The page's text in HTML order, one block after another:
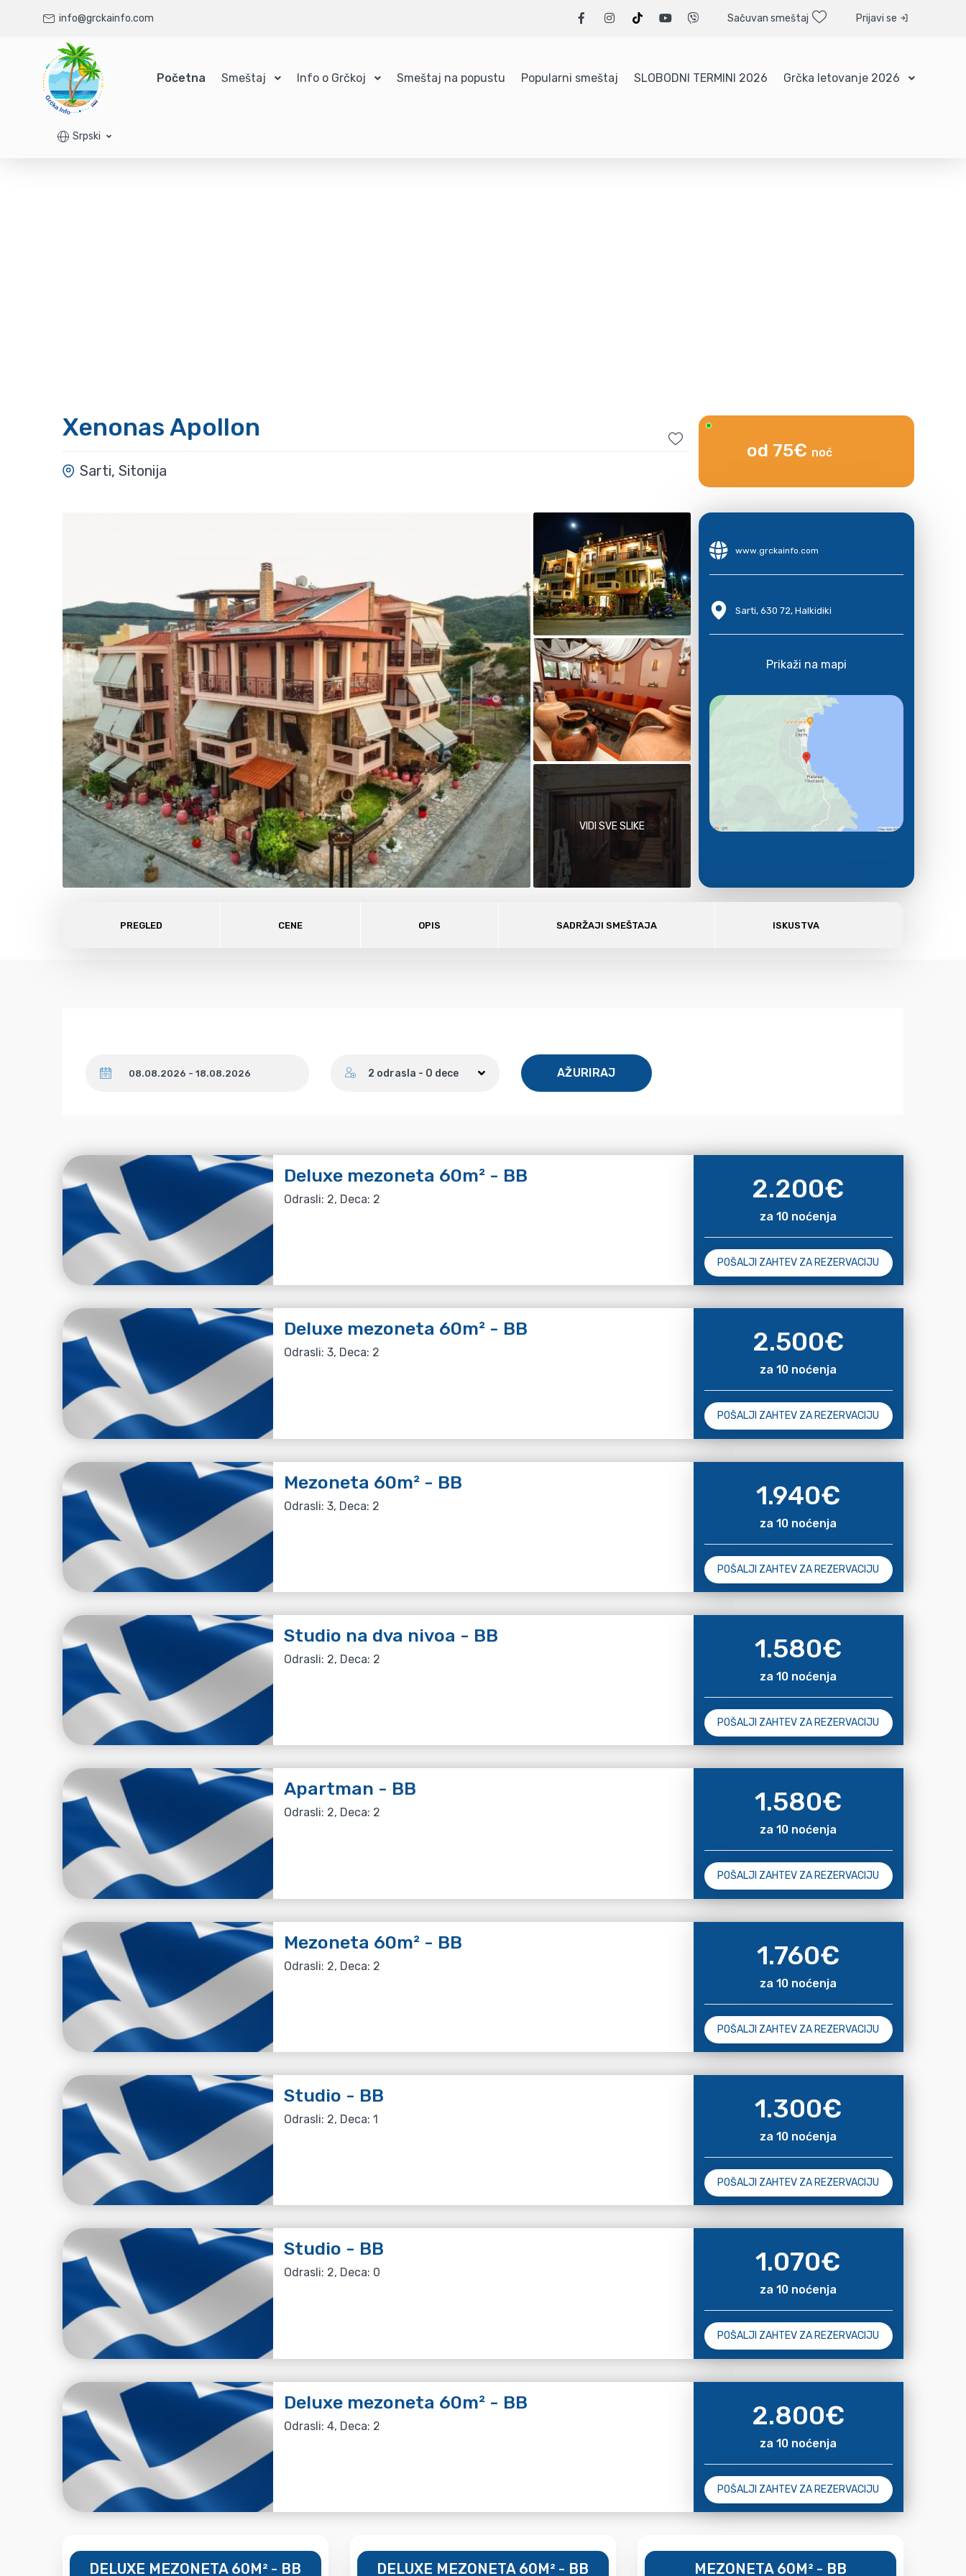
info@grckainfo.com Sačuvan smeštaj Prijavi se
Početna Smeštaj Info o Grčkoj Smeštaj na popustu Popularni smeštaj SLOBODNI TERMINI 2026 Grčka letovanje 2026
Srpski
Xenonas Apollon
Sarti, Sitonija
od 75€ noć
VIDI SVE SLIKE
www.grckainfo.com
Sarti, 630 72, Halkidiki
Prikaži na mapi
PREGLED CENE OPIS SADRŽAJI SMEŠTAJA ISKUSTVA
2 odrasla - 0 dece AŽURIRAJ
Deluxe mezoneta 60m² - BB
Odrasli: 2, Deca: 2 2.200€
za 10 noćenja
POŠALJI ZAHTEV ZA REZERVACIJU
Deluxe mezoneta 60m² - BB
Odrasli: 3, Deca: 2 2.500€
za 10 noćenja
POŠALJI ZAHTEV ZA REZERVACIJU
Mezoneta 60m² - BB
Odrasli: 3, Deca: 2 1.940€
za 10 noćenja
POŠALJI ZAHTEV ZA REZERVACIJU
Studio na dva nivoa - BB
Odrasli: 2, Deca: 2 1.580€
za 10 noćenja
POŠALJI ZAHTEV ZA REZERVACIJU
Apartman - BB
Odrasli: 2, Deca: 2 1.580€
za 10 noćenja
POŠALJI ZAHTEV ZA REZERVACIJU
Mezoneta 60m² - BB
Odrasli: 2, Deca: 2 1.760€
za 10 noćenja
POŠALJI ZAHTEV ZA REZERVACIJU
Studio - BB
Odrasli: 2, Deca: 1 1.300€
za 10 noćenja
POŠALJI ZAHTEV ZA REZERVACIJU
Studio - BB
Odrasli: 2, Deca: 0 1.070€
za 10 noćenja
POŠALJI ZAHTEV ZA REZERVACIJU
Deluxe mezoneta 60m² - BB
Odrasli: 4, Deca: 2 2.800€
za 10 noćenja
POŠALJI ZAHTEV ZA REZERVACIJU
DELUXE MEZONETA 60M² - BB DELUXE MEZONETA 60M² - BB MEZONETA 60M² - BB